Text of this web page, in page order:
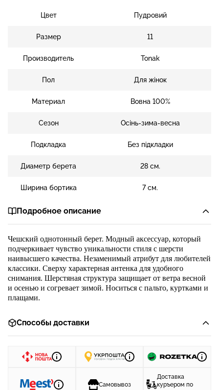
Цвет Пудровий
Размер 11
Производитель Tonak
Пол Для жінок
Материал Вовна 100%
Сезон Осінь-зима-весна
Подкладка Без підкладки
Диаметр берета 28 см.
Ширина бортика 7 cм.
Подробное описание
Чешский однотонный берет. Модный аксессуар, который
подчеркивает чувство уникальности стиля с шерсти
наивысшего качества. Незаменимый атрибут для любителей
классики. Сверху характерная антенка для удобного
снимания. Шерстяная структура защищает от ветра весной
и осенью и согревает зимой. Носиться с пальто, куртками и
плащами.
Способы доставки
Самовывоз
Доставка
куръером по